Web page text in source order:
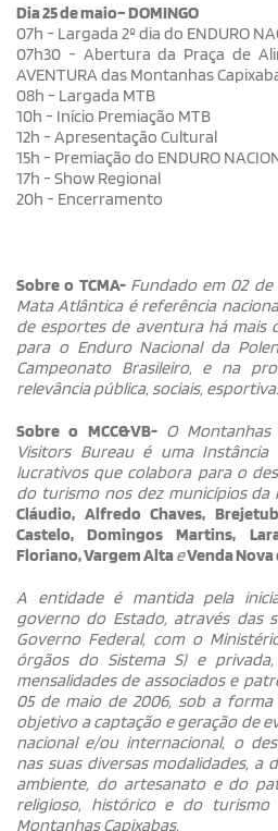
Dia 25 de maio– DOMINGO
07h - Largada 2º dia do ENDURO
07h30 - Abertura da Praça de
AVENTURA das Montanhas
08h - Largada MTB
10h - Início Premiação MTB
12h - Apresentação Cultural
15h - Premiação do ENDURO
17h - Show Regional
20h - Encerramento
Sobre o TCMA- Fundado em 02 de
Mata Atlântica é referência
de esportes de aventura há mais
para o Enduro Nacional da
Campeonato Brasileiro, e na
relevância pública, sociais,
Sobre o MCC&VB- O
Visitors Bureau é uma
lucrativos que colabora para o
do turismo nos dez municípios da
Cláudio, Alfredo Chaves,
Castelo, Domingos Martins,
Floriano, Vargem AltaeVenda
A entidade é mantida pela
governo do Estado, através das
Governo Federal, com o
órgãos do Sistema S) e
mensalidades de associados e
05 de maio de 2006, sob a
objetivo a captação e geração de
nacional e/ou internacional, o
nas suas diversas modalidades, a
ambiente, do artesanato e do
religioso, histórico e do turismo
Montanhas Capixabas.